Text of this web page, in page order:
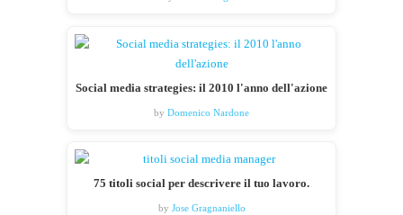
Social media strategies: il 2010 l'anno dell'azione
by Domenico Nardone
75 titoli social per descrivere il tuo lavoro.
by Jose Gragnaniello